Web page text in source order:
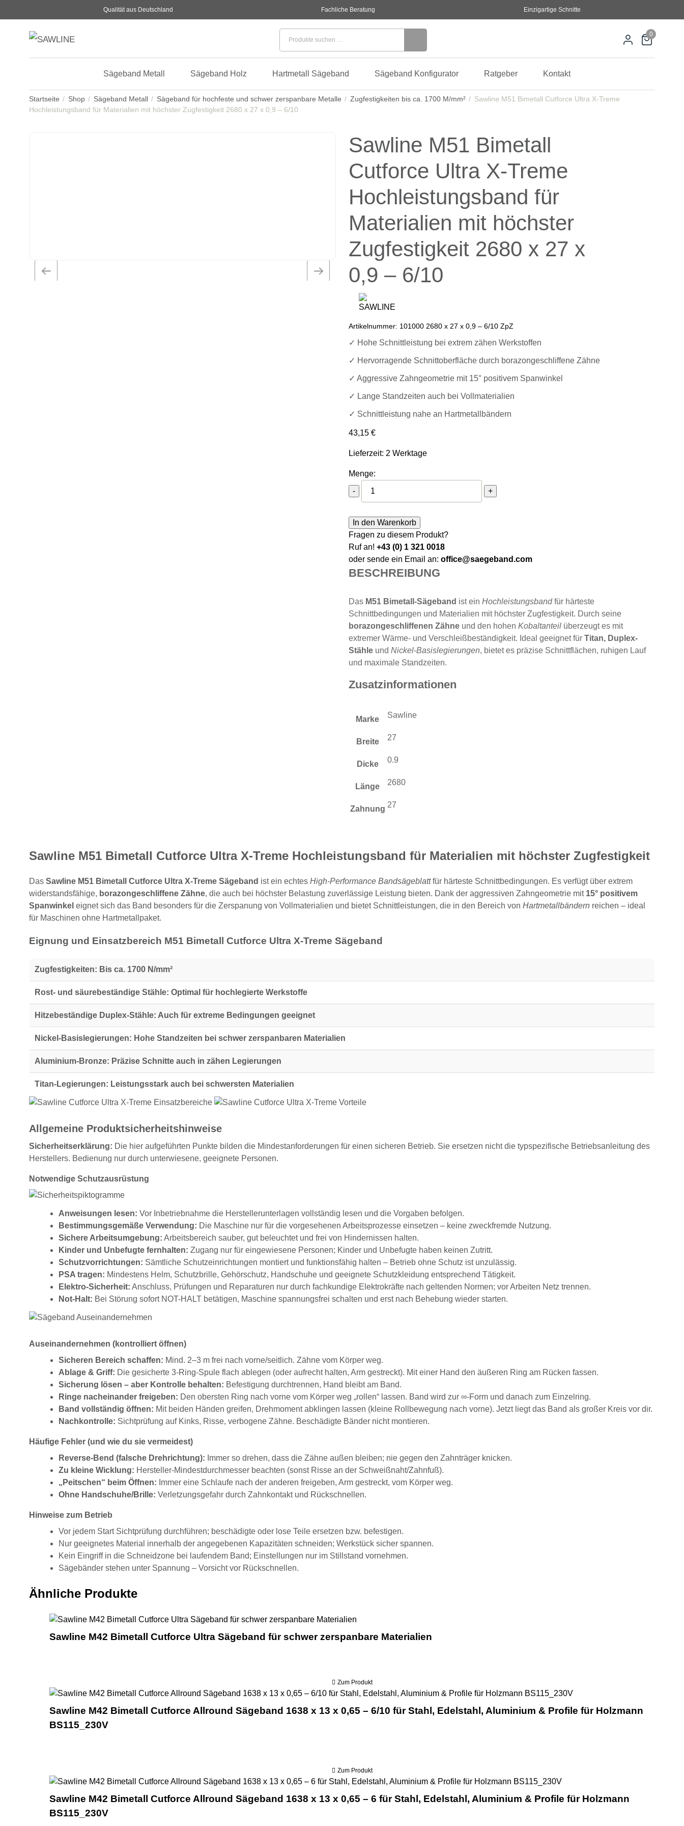
Qualität aus Deutschland Fachliche Beratung Einzigartige Schnitte
Sägeband Metall Sägeband Holz Hartmetall Sägeband Sägeband Konfigurator Ratgeber Kontakt
0
Startseite Shop Sägeband Metall Sägeband für hochfeste und schwer zerspanbare Metalle Zugfestigkeiten bis ca. 1700 M/mm²
Sawline M51 Bimetall Cutforce Ultra X-Treme
Hochleistungsband für Materialien mit höchster Zugfestigkeit 2680 x 27 x 0,9 – 6/10
Sawline M51 Bimetall
Cutforce Ultra X-Treme
Hochleistungsband für
Materialien mit höchster
Zugfestigkeit 2680 x 27 x
0,9 – 6/10
Artikelnummer: 101000 2680 x 27 x 0,9 – 6/10 ZpZ
✓ Hohe Schnittleistung bei extrem zähen Werkstoffen
✓ Hervorragende Schnittoberfläche durch borazongeschliffene Zähne
✓ Aggressive Zahngeometrie mit 15° positivem Spanwinkel
✓ Lange Standzeiten auch bei Vollmaterialien
✓ Schnittleistung nahe an Hartmetallbändern
43,15 €
Lieferzeit: 2 Werktage
Menge:
-
Sawline M51 Bimetall Cutforce Ultra X-Treme Hochleistungsband für Materialien mit
+
In den Warenkorb
Fragen zu diesem Produkt?
Ruf an! +43 (0) 1 321 0018
oder sende ein Email an: office@saegeband.com
BESCHREIBUNG
Das M51 Bimetall-Sägeband ist ein Hochleistungsbandfür härteste
Schnittbedingungen und Materialien mit höchster Zugfestigkeit. Durch seine
borazongeschliffenen Zähneund den hohen Kobaltanteilüberzeugt es mit
extremer Wärme- und Verschleißbeständigkeit. Ideal geeignet für Titan, Duplex-
Stähleund Nickel-Basislegierungen, bietet es präzise Schnittflächen, ruhigen Lauf
und maximale Standzeiten.
Zusatzinformationen
Marke Sawline
Breite 27
Dicke 0.9
Länge 2680
Zahnung 27
Sawline M51 Bimetall Cutforce Ultra X-Treme Hochleistungsband für Materialien mit höchster Zugfestigkeit
Das Sawline M51 Bimetall Cutforce Ultra X-Treme Sägeband ist ein echtes High-Performance Bandsägeblattfür härteste Schnittbedingungen. Es verfügt über extrem
widerstandsfähige, borazongeschliffene Zähne, die auch bei höchster Belastung zuverlässige Leistung bieten. Dank der aggressiven Zahngeometrie mit 15° positivem
Spanwinkel eignet sich das Band besonders für die Zerspanung von Vollmaterialien und bietet Schnittleistungen, die in den Bereich von Hartmetallbändern reichen – ideal
für Maschinen ohne Hartmetallpaket.
Eignung und Einsatzbereich M51 Bimetall Cutforce Ultra X-Treme Sägeband
Zugfestigkeiten: Bis ca. 1700 N/mm²
Rost- und säurebeständige Stähle: Optimal für hochlegierte Werkstoffe
Hitzebeständige Duplex-Stähle: Auch für extreme Bedingungen geeignet
Nickel-Basislegierungen: Hohe Standzeiten bei schwer zerspanbaren Materialien
Aluminium-Bronze: Präzise Schnitte auch in zähen Legierungen
Titan-Legierungen: Leistungsstark auch bei schwersten Materialien
Allgemeine Produktsicherheitshinweise
Sicherheitserklärung: Die hier aufgeführten Punkte bilden die Mindestanforderungen für einen sicheren Betrieb. Sie ersetzen nicht die typspezifische Betriebsanleitung des
Herstellers. Bedienung nur durch unterwiesene, geeignete Personen.
Notwendige Schutzausrüstung
Anweisungen lesen: Vor Inbetriebnahme die Herstellerunterlagen vollständig lesen und die Vorgaben befolgen.
Bestimmungsgemäße Verwendung: Die Maschine nur für die vorgesehenen Arbeitsprozesse einsetzen – keine zweckfremde Nutzung.
Sichere Arbeitsumgebung: Arbeitsbereich sauber, gut beleuchtet und frei von Hindernissen halten.
Kinder und Unbefugte fernhalten: Zugang nur für eingewiesene Personen; Kinder und Unbefugte haben keinen Zutritt.
Schutzvorrichtungen: Sämtliche Schutzeinrichtungen montiert und funktionsfähig halten – Betrieb ohne Schutz ist unzulässig.
PSA tragen: Mindestens Helm, Schutzbrille, Gehörschutz, Handschuhe und geeignete Schutzkleidung entsprechend Tätigkeit.
Elektro-Sicherheit: Anschluss, Prüfungen und Reparaturen nur durch fachkundige Elektrokräfte nach geltenden Normen; vor Arbeiten Netz trennen.
Not-Halt: Bei Störung sofort NOT-HALT betätigen, Maschine spannungsfrei schalten und erst nach Behebung wieder starten.
Auseinandernehmen (kontrolliert öffnen)
Sicheren Bereich schaffen: Mind. 2–3 m frei nach vorne/seitlich. Zähne vom Körper weg.
Ablage & Griff: Die gesicherte 3-Ring-Spule flach ablegen (oder aufrecht halten, Arm gestreckt). Mit einer Hand den äußeren Ring am Rücken fassen.
Sicherung lösen – aber Kontrolle behalten: Befestigung durchtrennen, Hand bleibt am Band.
Ringe nacheinander freigeben: Den obersten Ring nach vorne vom Körper weg „rollen“ lassen. Band wird zur ∞-Form und danach zum Einzelring.
Band vollständig öffnen: Mit beiden Händen greifen, Drehmoment abklingen lassen (kleine Rollbewegung nach vorne). Jetzt liegt das Band als großer Kreis vor dir.
Nachkontrolle: Sichtprüfung auf Kinks, Risse, verbogene Zähne. Beschädigte Bänder nicht montieren.
Häufige Fehler (und wie du sie vermeidest)
Reverse-Bend (falsche Drehrichtung): Immer so drehen, dass die Zähne außen bleiben; nie gegen den Zahnträger knicken.
Zu kleine Wicklung: Hersteller-Mindestdurchmesser beachten (sonst Risse an der Schweißnaht/Zahnfuß).
„Peitschen“ beim Öffnen: Immer eine Schlaufe nach der anderen freigeben, Arm gestreckt, vom Körper weg.
Ohne Handschuhe/Brille: Verletzungsgefahr durch Zahnkontakt und Rückschnellen.
Hinweise zum Betrieb
Vor jedem Start Sichtprüfung durchführen; beschädigte oder lose Teile ersetzen bzw. befestigen.
Nur geeignetes Material innerhalb der angegebenen Kapazitäten schneiden; Werkstück sicher spannen.
Kein Eingriff in die Schneidzone bei laufendem Band; Einstellungen nur im Stillstand vornehmen.
Sägebänder stehen unter Spannung – Vorsicht vor Rückschnellen.
Ähnliche Produkte
Sawline M42 Bimetall Cutforce Ultra Sägeband für schwer zerspanbare Materialien
Zum Produkt
Sawline M42 Bimetall
Sawline M42 Bimetall Cutforce Allround Sägeband 1638 x 13 x 0,65 – 6/10 für Stahl, Edelstahl, Aluminium & Profile für Holzmann
BS115_230V
Zum Produkt
Sawline M42 Bimetall Cutforce
Sawline M42 Bimetall Cutforce Allround Sägeband 1638 x 13 x 0,65 – 6 für Stahl, Edelstahl, Aluminium & Profile für Holzmann
BS115_230V